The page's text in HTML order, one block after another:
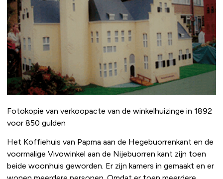
Fotokopie van verkoopacte van de winkelhuizinge in 1892
voor 850 gulden
Het Koffiehuis van Papma aan de Hegebuorrenkant en de
voormalige Vivowinkel aan de Nijebuorren kant zijn toen
beide woonhuis geworden. Er zijn kamers in gemaakt en er